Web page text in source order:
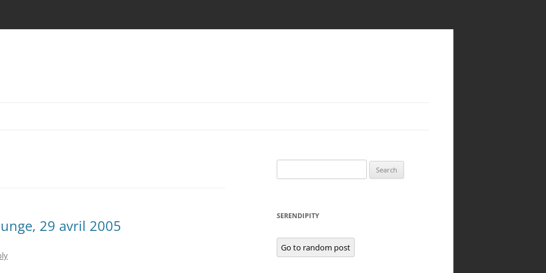
29 avril 2005
for:
SERENDIPITY
Go to random post